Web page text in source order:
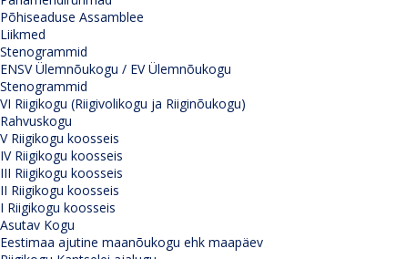
Põhiseaduse Assamblee
Liikmed
Stenogrammid
ENSV Ülemnõukogu / EV Ülemnõukogu
Stenogrammid
VI Riigikogu (Riigivolikogu ja Riiginõukogu)
Rahvuskogu
V Riigikogu koosseis
IV Riigikogu koosseis
III Riigikogu koosseis
II Riigikogu koosseis
I Riigikogu koosseis
Asutav Kogu
Eestimaa ajutine maanõukogu ehk maapäev